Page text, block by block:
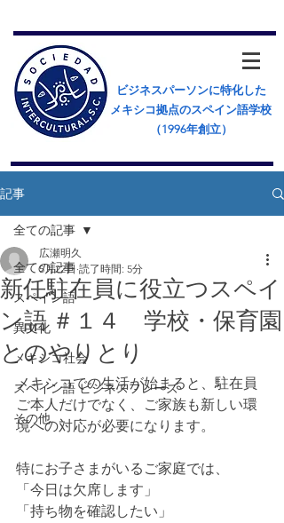
ビジネスパーソンに特化した
メキシコ拠点のスペイン語学校
（​1996年創立）
記事
全ての記事
スペイン語
異文化
メキシコ社会
スペイン語 ビジネスフレーズ
その他
全ての記事
新任駐在員に役立つスペイ
ン語 ＃１４ 学校・保育園
とのやりとり
広瀬明久
5月22日 読了時間: 5分
メキシコでの生活が始まると、駐在員
ご本人だけでなく、ご家族も新しい環
境への対応が必要になります。
特にお子さまがいるご家庭では、
「今日は欠席します」
「持ち物を確認したい」